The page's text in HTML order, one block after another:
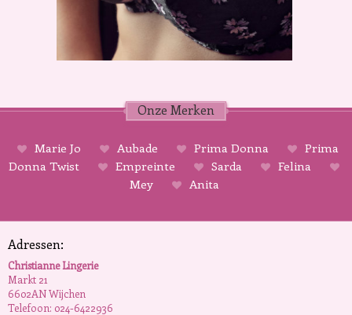
Onze Merken
Marie Jo Aubade Prima Donna
Prima
Donna Twist
Empreinte Sarda
Felina
Mey
Anita
Adressen:
Christianne Lingerie
Markt 21
6602AN Wijchen
Telefoon: 024-6422936